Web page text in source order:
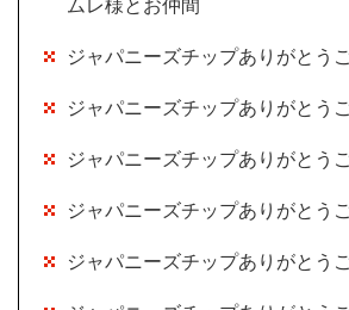
ジャパニーズチップありがとう
ジャパニーズチップありがとう
ジャパニーズチップありがとう
ジャパニーズチップありがとう
ジャパニーズチップありがとう